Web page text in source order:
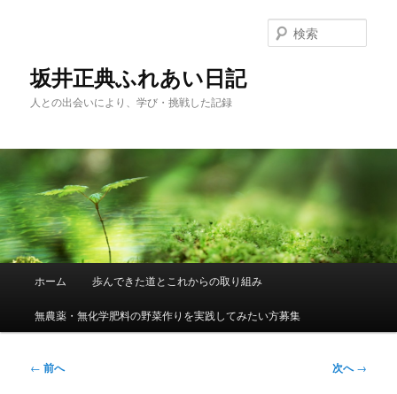
へ
動
坂井正典ふれあい日記
人との出会いにより、学び・挑戦した記録
索
メ
ホーム 歩んできた道とこれからの取り組み
無農薬・無化学肥料の野菜作りを実践してみたい方募集
投
← 前へ 次へ→